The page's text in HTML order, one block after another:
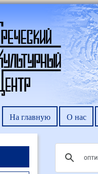
На главную О нас